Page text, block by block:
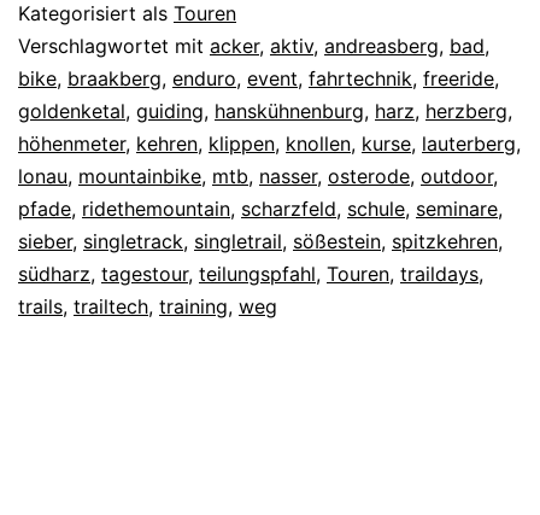
Kategorisiert als Touren
Verschlagwortet mit acker, aktiv, andreasberg, bad,
bike, braakberg, enduro, event, fahrtechnik, freeride,
goldenketal, guiding, hanskühnenburg, harz, herzberg,
höhenmeter, kehren, klippen, knollen, kurse, lauterberg,
lonau, mountainbike, mtb, nasser, osterode, outdoor,
pfade, ridethemountain, scharzfeld, schule, seminare,
sieber, singletrack, singletrail, sößestein, spitzkehren,
südharz, tagestour, teilungspfahl, Touren, traildays,
trails, trailtech, training, weg